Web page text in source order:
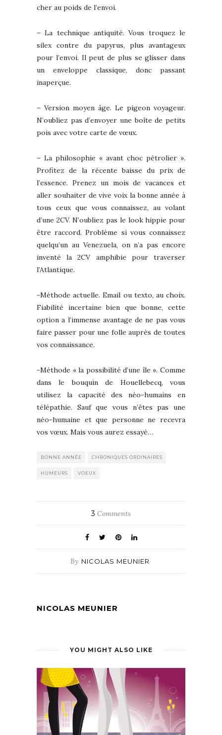
cher au poids de l’envoi.
– La technique antiquité. Vous troquez le
silex contre du papyrus, plus avantageux
pour l’envoi. Il peut de plus se glisser dans
un enveloppe classique, donc passant
inaperçue.
– Version moyen âge. Le pigeon voyageur.
N’oubliez pas d’envoyer une boîte de petits
pois avec votre carte de vœux.
– La philosophie « avant choc pétrolier ».
Profitez de la récente baisse du prix de
l’essence. Prenez un mois de vacances et
aller souhaiter de vive voix la bonne année à
tous ceux que vous connaissez, au volant
d’une 2CV. N’oubliez pas le look hippie pour
être raccord. Problème si vous connaissez
quelqu’un au Venezuela, on n’a pas encore
inventé la 2CV amphibie pour traverser
l’Atlantique.
-Méthode actuelle. Email ou texto, au choix.
Fiabilité incertaine bien que bonne, cette
option a l’immense avantage de ne pas vous
faire passer pour une folle auprès de toutes
vos connaissance.
-Méthode « la possibilité d’une île ». Comme
dans le bouquin de Houellebecq, vous
utilisez la capacité des néo-humains en
télépathie. Sauf que vous n’êtes pas une
néo-humaine et que personne ne recevra
vos vœux. Mais vous aurez essayé…
BONNE ANNÉE CHRONIQUES ORDINAIRES
HUMEURS VOEUX
3 Comments
By NICOLAS MEUNIER
NICOLAS MEUNIER
YOU MIGHT ALSO LIKE